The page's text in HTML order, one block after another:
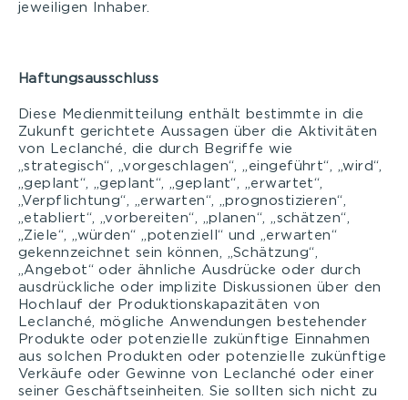
jeweiligen Inhaber.
Haftungsausschluss
Diese Medienmitteilung enthält bestimmte in die
Zukunft gerichtete Aussagen über die Aktivitäten
von Leclanché, die durch Begriffe wie
„strategisch“, „vorgeschlagen“, „eingeführt“, „wird“,
„geplant“, „geplant“, „geplant“, „erwartet“,
„Verpflichtung“, „erwarten“, „prognostizieren“,
„etabliert“, „vorbereiten“, „planen“, „schätzen“,
„Ziele“, „würden“ „potenziell“ und „erwarten“
gekennzeichnet sein können, „Schätzung“,
„Angebot“ oder ähnliche Ausdrücke oder durch
ausdrückliche oder implizite Diskussionen über den
Hochlauf der Produktionskapazitäten von
Leclanché, mögliche Anwendungen bestehender
Produkte oder potenzielle zukünftige Einnahmen
aus solchen Produkten oder potenzielle zukünftige
Verkäufe oder Gewinne von Leclanché oder einer
seiner Geschäftseinheiten. Sie sollten sich nicht zu